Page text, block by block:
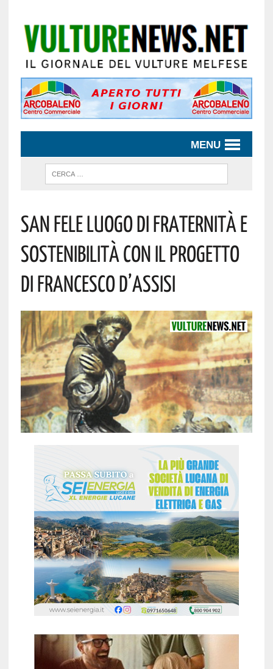
MENU
San Fele Luogo Di Fraternità E
Sostenibilità Con Il Progetto
Di Francesco D’Assisi